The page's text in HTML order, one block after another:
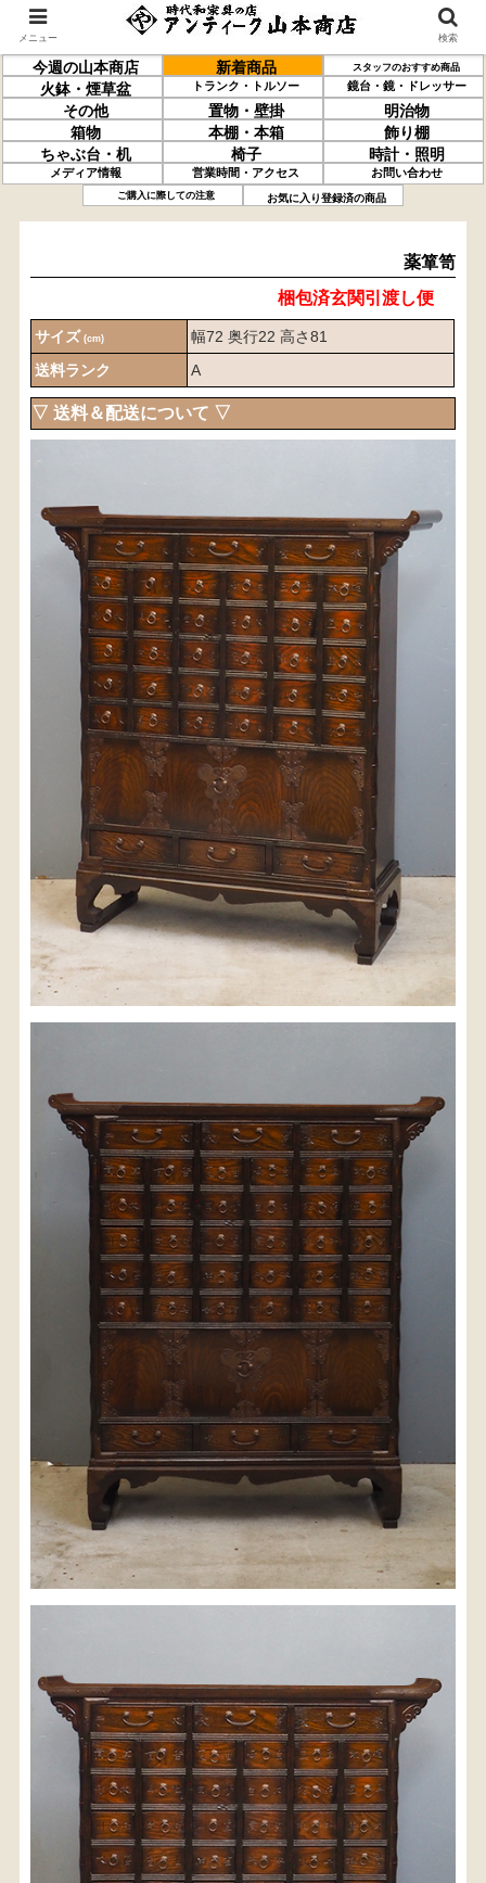
今週の山本商店 新着商品 スタッフのおすすめ商品
火鉢・煙草盆 トランク・トルソー 鏡台・鏡・ドレッサー
その他 置物・壁掛
明治物
箱物
本棚・本箱
飾り棚
ちゃぶ台・机
椅子 時計・照明
メディア情報 営業時間・アクセス お問い合わせ
ご購入に際しての注意 お気に入り登録済の商品
薬箪笥
薬箪笥
梱包済玄関引渡し便
サイズ (cm)
幅72 奥行22 高さ81
送料ランク
A
▽ 送料＆配送について ▽
・商品代金に送料は含まれておりません。
・送料は、商品のサイズ・発送先地域によって異なり
ます。
・ご購入手続きを進める途中で「宅急便」を選択いた
だくと、自動的に送料が加算されます。
・配送についての詳細は、こちら→
【送料を確認する】
お届け先、送料ランクを選択する事で送料が表
示されます。
お届け先
送料ランク
配送料金(税込)
メニュー 検索